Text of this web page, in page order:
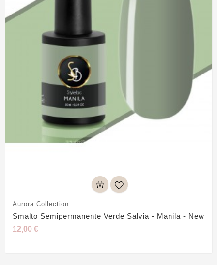
Aurora Collection
Smalto Semipermanente Verde Salvia - Manila - New
12,00 €